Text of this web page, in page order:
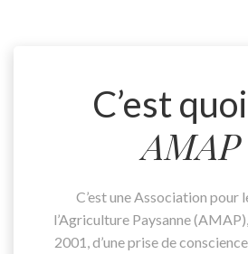
C’est
AMAP
C’est une Association pour
l’Agriculture Paysanne
2001, d’une prise de